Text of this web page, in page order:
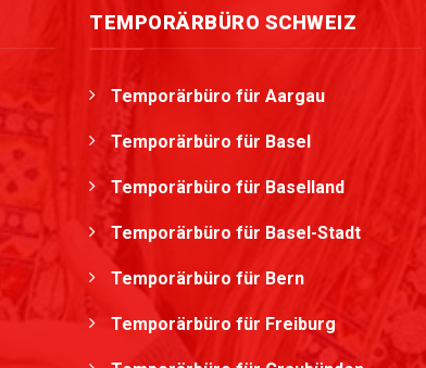
TEMPORÄRBÜRO SCHWEIZ
Temporärbüro für Aargau
Temporärbüro für Basel
Temporärbüro für Baselland
Temporärbüro für Basel-Stadt
Temporärbüro für Bern
Temporärbüro für Freiburg